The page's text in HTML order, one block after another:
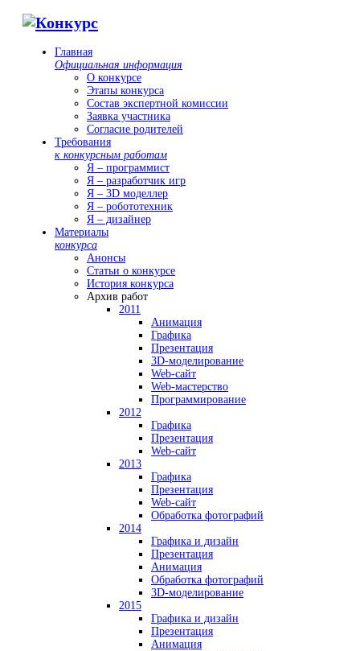
Главная
Официальная информация
О конкурсе
Этапы конкурса
Состав экспертной комиссии
Заявка участника
Согласие родителей
Требования
к конкурсным работам
Я – программист
Я – разработчик игр
Я – 3D моделлер
Я – робототехник
Я – дизайнер
Материалы
конкурса
Анонсы
Статьи о конкурсе
История конкурса
Архив работ
2011
Анимация
Графика
Презентация
3D-моделирование
Web-сайт
Web-мастерство
Программирование
2012
Графика
Презентация
Web-сайт
2013
Графика
Презентация
Web-сайт
Обработка фотографий
2014
Графика и дизайн
Презентация
Анимация
Обработка фотографий
3D-моделирование
2015
Графика и дизайн
Презентация
Анимация